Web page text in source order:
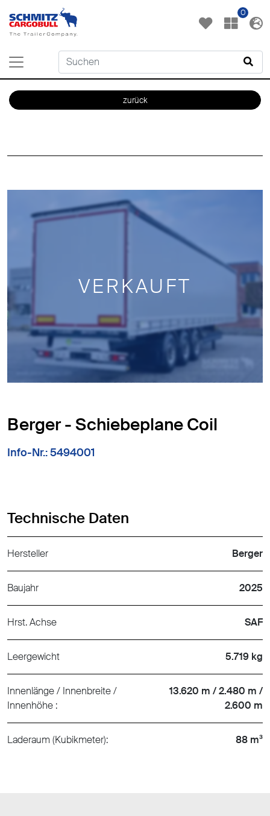
0
zurück
VERKAUFT
Berger - Schiebeplane Coil
Info-Nr.: 5494001
Technische Daten
Hersteller Berger
Baujahr 2025
Hrst. Achse SAF
Leergewicht 5.719 kg
Innenlänge / Innenbreite /
Innenhöhe :
13.620 m / 2.480 m /
2.600 m
Laderaum (Kubikmeter): 88 m³